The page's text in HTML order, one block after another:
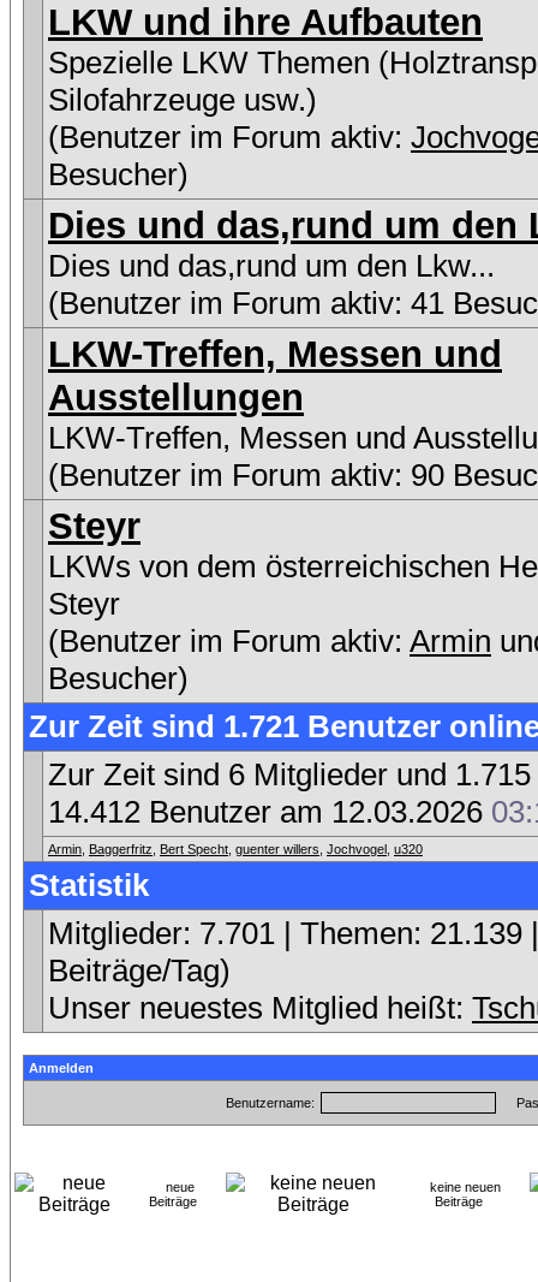
LKW und ihre Aufbauten
Spezielle LKW Themen
Silofahrzeuge usw.)
(Benutzer im Forum aktiv:
Besucher)
Dies und das,rund um den
Dies und das,rund um den Lkw...
(Benutzer im Forum aktiv: 41
LKW-Treffen, Messen und
Ausstellungen
LKW-Treffen, Messen und
(Benutzer im Forum aktiv: 90
Steyr
LKWs von dem österreichischen
Steyr
(Benutzer im Forum aktiv: Armin
Besucher)
Zur Zeit sind 1.721 Benutzer
Zur Zeit sind 6 Mitglieder und
14.412 Benutzer am 12.03.2026
Armin Baggerfritz Bert Specht guenter willers Jochvogel u320
Statistik
Mitglieder: 7.701 | Themen:
Beiträge/Tag)
Unser neuestes Mitglied heißt:
Anmelden
Benutzername:
neue
Beiträge
keine neuen
Beiträge